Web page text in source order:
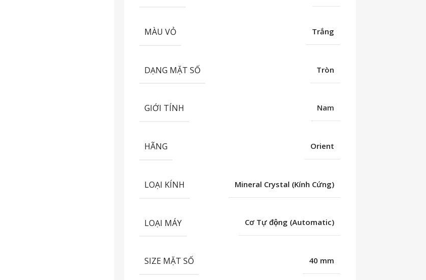
MÀU VỎ Trắng
DẠNG MẶT SỐ Tròn
GIỚI TÍNH Nam
HÃNG Orient
LOẠI KÍNH Mineral Crystal (Kính Cứng)
LOẠI MÁY Cơ Tự động (Automatic)
SIZE MẶT SỐ 40 mm